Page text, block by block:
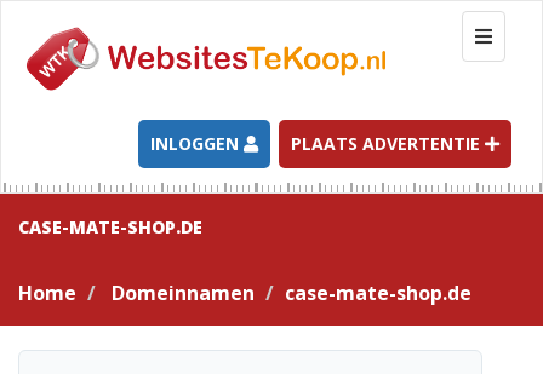
T
o
g
l
e
n
a
t
INLOGGEN PLAATS ADVERTENTIE
CASE-MATE-SHOP.DE
Home Domeinnamen case-mate-shop.de